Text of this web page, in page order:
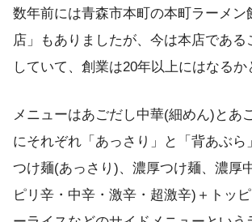
数年前には青森市本町の本町ラーメン
店」もありましたが、今は本店である
していて、創業は20年以上にはなるか
メニューはあごだし中華(細めん)とあ
にそれぞれ「あっさり」と「背あぶら
つけ麺(あっさり)、濃厚つけ麺、濃厚
ピリ辛・中辛・激辛・超激辛)＋トッ